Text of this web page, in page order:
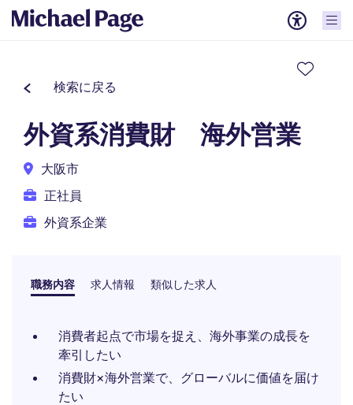
検索に戻る
外資系消費財 海外営業
大阪市
正社員
外資系企業
職務内容 求人情報 類似した求人
消費者起点で市場を捉え、海外事業の成長を
牽引したい
消費財×海外営業で、グローバルに価値を届け
たい